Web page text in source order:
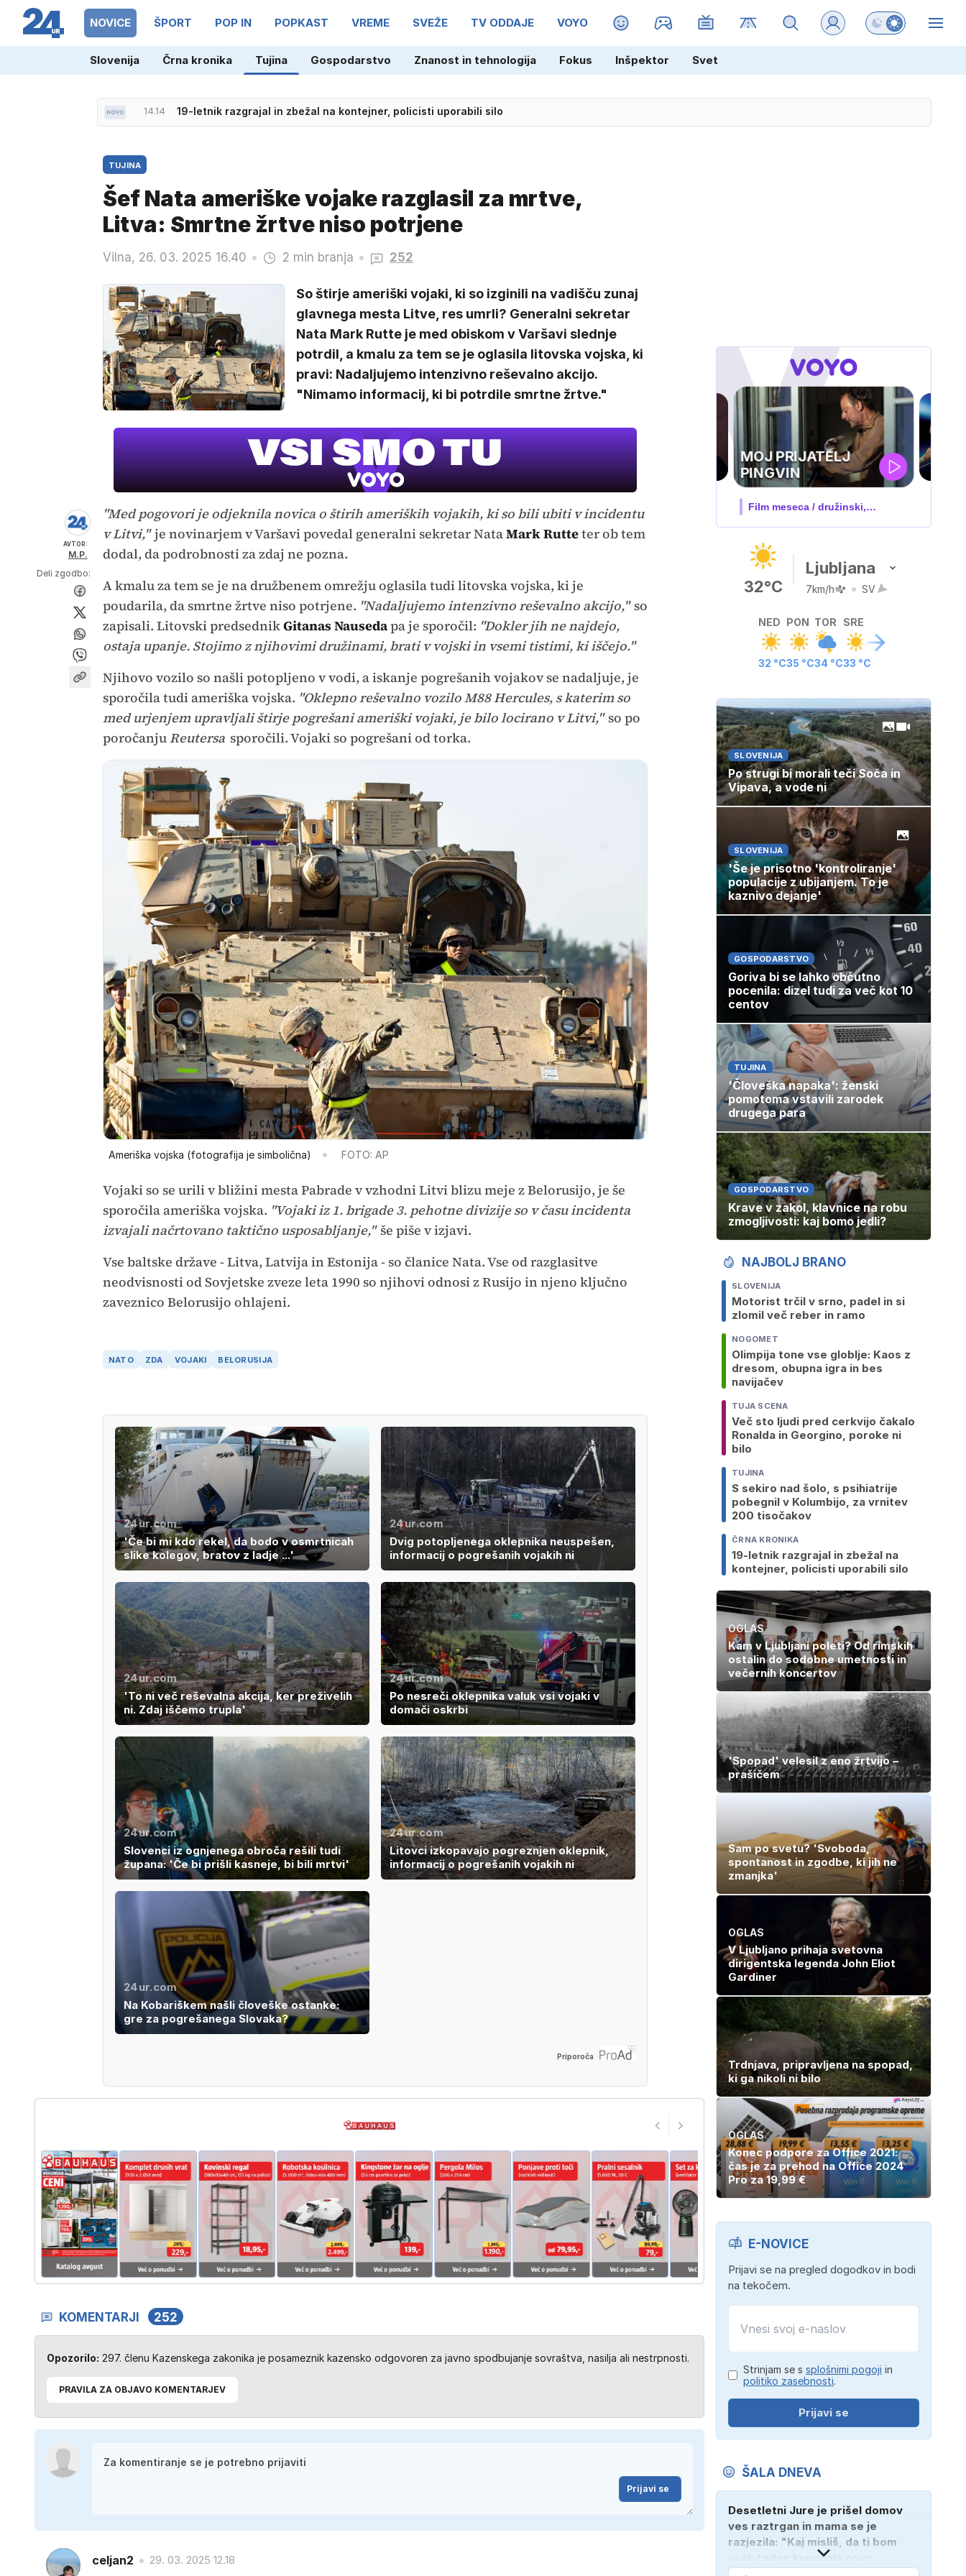
NOVICE ŠPORT POP IN POPKAST VREME SVEŽE TV ODDAJE VOYO MAGAZIN Preklopi barvni
Slovenija Črna kronika Tujina Gospodarstvo Znanost in tehnologija Fokus Inšpektor Svet
14.14 19-letnik razgrajal in zbežal na kontejner, policisti uporabili silo
TUJINA
Šef Nata ameriške vojake razglasil za mrtve,
Litva: Smrtne žrtve niso potrjene
Vilna, 26. 03. 2025 16.40 2 min branja 252
So štirje ameriški vojaki, ki so izginili na vadišču zunaj
glavnega mesta Litve, res umrli? Generalni sekretar
Nata Mark Rutte je med obiskom v Varšavi slednje
potrdil, a kmalu za tem se je oglasila litovska vojska, ki
pravi: Nadaljujemo intenzivno reševalno akcijo.
"Nimamo informacij, ki bi potrdile smrtne žrtve."
AVTOR:
M.P.
Deli zgodbo:
"Med pogovori je odjeknila novica o štirih ameriških vojakih, ki so bili ubiti v incidentu
v Litvi,"je novinarjem v Varšavi povedal generalni sekretar NataMark Rutteter ob tem
dodal, da podrobnosti za zdaj ne pozna.
A kmalu za tem se je na družbenem omrežju oglasila tudi litovska vojska, ki je
poudarila, da smrtne žrtve niso potrjene. "Nadaljujemo intenzivno reševalno akcijo,"so
zapisali. Litovski predsednikGitanas Nausedapa je sporočil: "Dokler jih ne najdejo,
ostaja upanje. Stojimo z njihovimi družinami, brati v vojski in vsemi tistimi, ki iščejo."
Njihovo vozilo so našli potopljeno v vodi, a iskanje pogrešanih vojakov se nadaljuje, je
sporočila tudi ameriška vojska. "Oklepno reševalno vozilo M88 Hercules, s katerim so
med urjenjem upravljali štirje pogrešani ameriški vojaki, je bilo locirano v Litvi,"so po
poročanjuReutersa sporočili. Vojaki so pogrešani od torka.
Ameriška vojska (fotografija je simbolična) FOTO: AP
Vojaki so se urili v bližini mesta Pabrade v vzhodni Litvi blizu meje z Belorusijo, je še
sporočila ameriška vojska. "Vojaki iz 1. brigade 3. pehotne divizije so v času incidenta
izvajali načrtovano taktično usposabljanje,"še piše v izjavi.
Vse baltske države - Litva, Latvija in Estonija - so članice Nata. Vse od razglasitve
neodvisnosti od Sovjetske zveze leta 1990 so njihovi odnosi z Rusijo in njeno ključno
zaveznico Belorusijo ohlajeni.
NATO ZDA VOJAKI BELORUSIJA
24ur.com
'Če bi mi kdo rekel, da bodo v osmrtnicah
slike kolegov, bratov z ladje ...'
24ur.com
Dvig potopljenega oklepnika neuspešen,
informacij o pogrešanih vojakih ni
24ur.com
'To ni več reševalna akcija, ker preživelih
ni. Zdaj iščemo trupla'
24ur.com
Po nesreči oklepnika valuk vsi vojaki v
domači oskrbi
24ur.com
Slovenci iz ognjenega obroča rešili tudi
župana: 'Če bi prišli kasneje, bi bili mrtvi'
24ur.com
Litovci izkopavajo pogreznjen oklepnik,
informacij o pogrešanih vojakih ni
24ur.com
Na Kobariškem našli človeške ostanke:
gre za pogrešanega Slovaka?
Priporoča
KOMENTARJI 252
Opozorilo: 297. členu Kazenskega zakonika je posameznik kazensko odgovoren za javno spodbujanje sovraštva, nasilja ali nestrpnosti.
PRAVILA ZA OBJAVO KOMENTARJEV
Prijavi se
celjan2 29. 03. 2025 12.18
UEFA
SUPERPOKAL
V živo na VOYO: sreda ob 20.30
32°C
Ljubljana
7km/h SV
NED
32 °C
PON
35 °C
TOR
34 °C
SRE
33 °C
SLOVENIJA
Po strugi bi morali teči Soča in
Vipava, a vode ni
SLOVENIJA
'Še je prisotno 'kontroliranje'
populacije z ubijanjem. To je
kaznivo dejanje'
GOSPODARSTVO
Goriva bi se lahko občutno
pocenila: dizel tudi za več kot 10
centov
TUJINA
'Človeška napaka': ženski
pomotoma vstavili zarodek
drugega para
GOSPODARSTVO
Krave v zakol, klavnice na robu
zmogljivosti: kaj bomo jedli?
NAJBOLJ BRANO
SLOVENIJA
Motorist trčil v srno, padel in si
zlomil več reber in ramo
NOGOMET
Olimpija tone vse globlje: Kaos z
dresom, obupna igra in bes
navijačev
TUJA SCENA
Več sto ljudi pred cerkvijo čakalo
Ronalda in Georgino, poroke ni
bilo
TUJINA
S sekiro nad šolo, s psihiatrije
pobegnil v Kolumbijo, za vrnitev
200 tisočakov
ČRNA KRONIKA
19-letnik razgrajal in zbežal na
kontejner, policisti uporabili silo
OGLAS
Kam v Ljubljani poleti? Od rimskih
ostalin do sodobne umetnosti in
večernih koncertov
'Spopad' velesil z eno žrtvijo –
prašičem
Sam po svetu? 'Svoboda,
spontanost in zgodbe, ki jih ne
zmanjka'
OGLAS
V Ljubljano prihaja svetovna
dirigentska legenda John Eliot
Gardiner
Trdnjava, pripravljena na spopad,
ki ga nikoli ni bilo
OGLAS
Konec podpore za Office 2021:
čas je za prehod na Office 2024
Pro za 19,99 €
E-NOVICE
Prijavi se na pregled dogodkov in bodi
na tekočem.
Strinjam se s splošnimi pogoji in
politiko zasebnosti.
Prijavi se
ŠALA DNEVA
Desetletni Jure je prišel domov
ves raztrgan in mama se je
razjezila: "Kaj misliš, da ti bom
vsak teden kupovala nova